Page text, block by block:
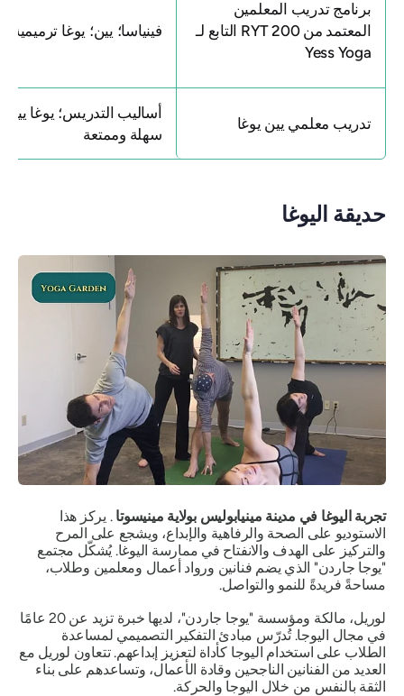
برنامج تدريب المعلمين
المعتمد من 200 RYT التابع لـ
Yess Yoga
فينياسا؛ يين؛ يوغا ترميمية
تدريب معلمي يين يوغا
أساليب التدريس؛ يوغا يين
سهلة وممتعة
حديقة اليوغا
تجربة اليوغا في مدينة مينيابوليس بولاية مينيسوتا. يركز هذا
الاستوديو على الصحة والرفاهية والإبداع، ويشجع على المرح
والتركيز على الهدف والانفتاح في ممارسة اليوغا. يُشكّل مجتمع
"يوجا جاردن" الذي يضم فنانين ورواد أعمال ومعلمين وطلاب،
مساحةً فريدةً للنمو والتواصل.
لوريل، مالكة ومؤسسة "يوجا جاردن"، لديها خبرة تزيد عن 20 عامًا
في مجال اليوجا. تُدرّس مبادئ التفكير التصميمي لمساعدة
الطلاب على استخدام اليوجا كأداة لتعزيز إبداعهم. تتعاون لوريل مع
العديد من الفنانين الناجحين وقادة الأعمال، وتساعدهم على بناء
الثقة بالنفس من خلال اليوجا والحركة.